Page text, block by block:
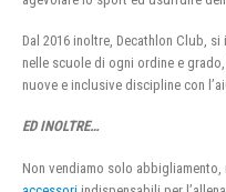
Dal 2016 inoltre, Decathlon Club,
nelle scuole di ogni ordine e
nuove e inclusive discipline con
ED INOLTRE…
Non vendiamo solo